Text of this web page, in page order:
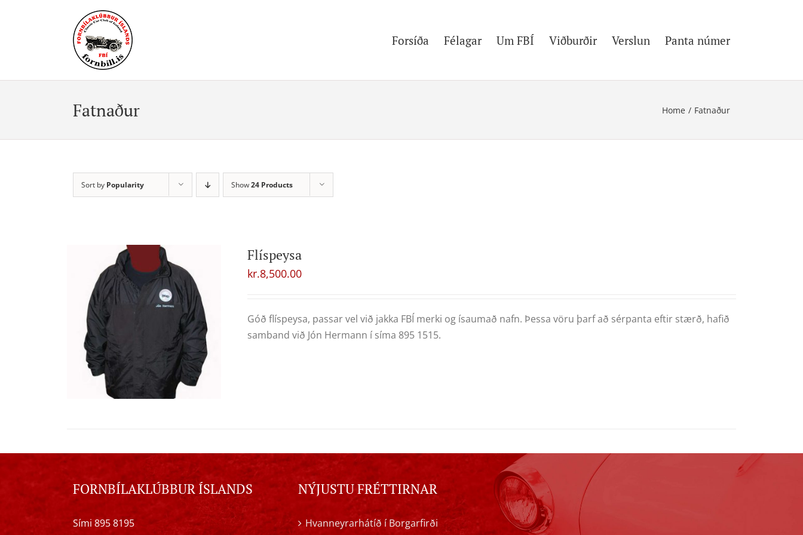
Forsíða Félagar Um FBÍ Viðburðir Verslun Panta númer
Fatnaður Home / Fatnaður
Sort by Popularity Show24 Products
Flíspeysa
kr.8,500.00
Góð flíspeysa, passar vel við jakka FBÍ merki og ísaumað nafn. Þessa vöru þarf að sérpanta eftir stærð, hafið
samband við Jón Hermann í síma 895 1515.
FORNBÍLAKLÚBBUR ÍSLANDS
Sími 895 8195
NÝJUSTU FRÉTTIRNAR
Hvanneyrarhátíð í Borgarfirði